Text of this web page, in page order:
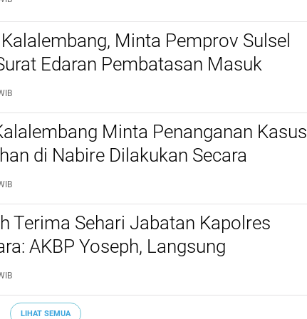
Minta Pemprov Sulsel
Edaran Pembatasan Masuk
Tana Toraja dan Toraja
Minta Penanganan Kasus
di Nabire Dilakukan Secara
dan Sesuai Prosedur Hukum
Terima Sehari Jabatan Kapolres
AKBP Yoseph, Langsung
URC Resmob SatReskrim Tangkap
Seksual Anak
LIHAT SEMUA